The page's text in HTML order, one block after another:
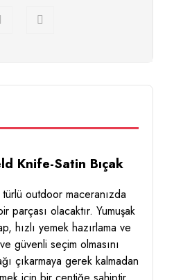
Knife-Satin Bıçak
outdoor maceranızda
parçası olacaktır. Yumuşak
hızlı yemek hazırlama ve
güvenli seçim olmasını
çıkarmaya gerek kalmadan